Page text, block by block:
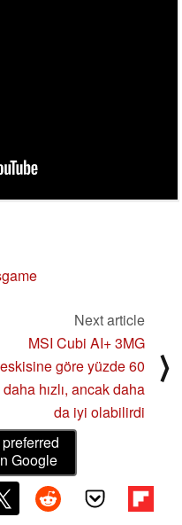
Next article
MSI Cubi AI+ 3MG
eskisine göre yüzde 60
daha hızlı, ancak daha
da iyi olabilirdi
⟩
Google